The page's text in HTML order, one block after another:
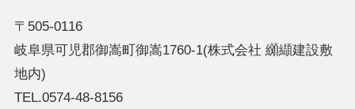
〒505-0116
岐阜県可児郡御嵩町御嵩1760-1(株式会社 纐纈建設敷
地内)
TEL.0574-48-8156